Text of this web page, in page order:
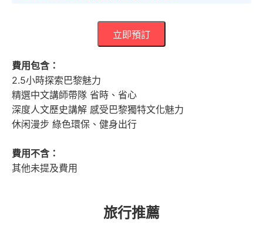
立即預訂
費用包含：
2.5小時探索巴黎魅力
精選中文講師帶隊 省時、省心
深度人文歷史講解 感受巴黎獨特文化魅力
休闲漫步 綠色環保、健身出行
費用不含：
其他未提及費用
旅行推薦